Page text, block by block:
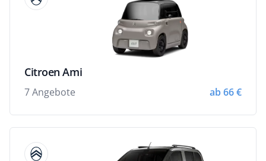
Citroen Ami
7 Angebote ab 66 €